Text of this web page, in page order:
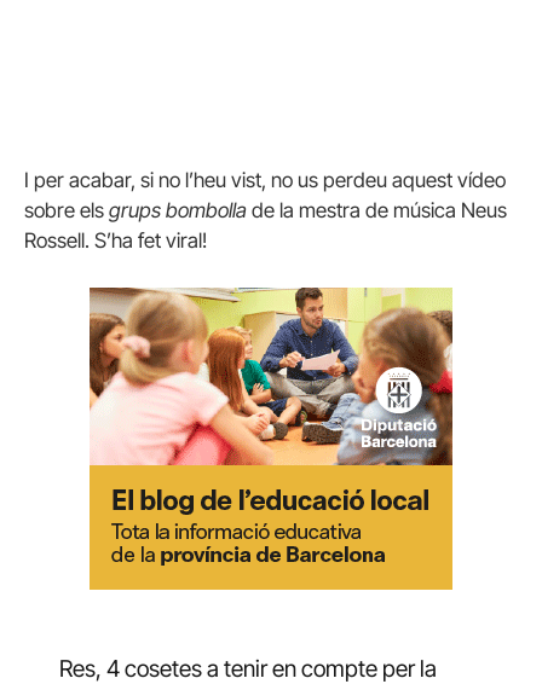
I per acabar, si no l’heu vist, no us perdeu aquest vídeo
sobre els grups bombolla de la mestra de música Neus
Rossell. S’ha fet viral!
Res, 4 cosetes a tenir en compte per la